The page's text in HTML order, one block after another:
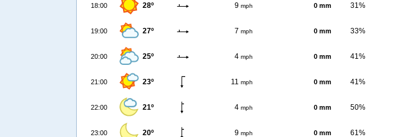
18:00 28º 9 mph 0 mm 31%
19:00 27º 7 mph 0 mm 33%
20:00 25º 4 mph 0 mm 41%
21:00 23º 11 mph 0 mm 41%
22:00 21º 4 mph 0 mm 50%
23:00 20º 9 mph 0 mm 61%